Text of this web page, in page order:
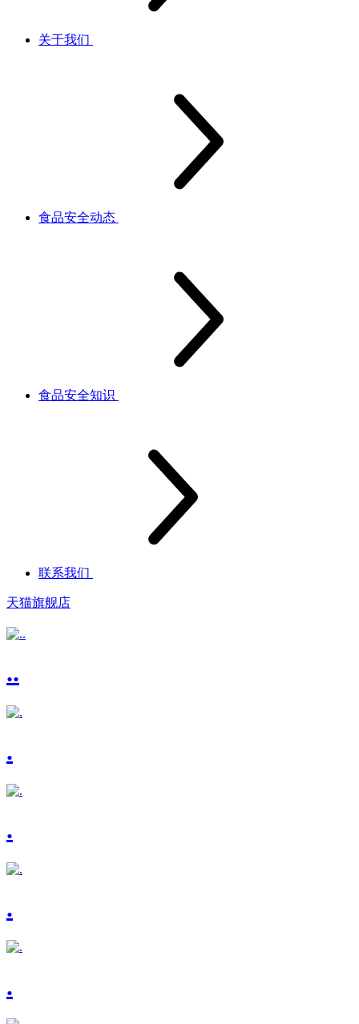
关于我们
食品安全动态
食品安全知识
联系我们
天猫旗舰店
..
.
.
.
.